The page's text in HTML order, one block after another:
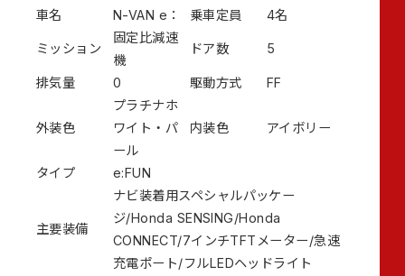
車名 N-VAN e： 乗車定員 4名
ミッション
固定比減速
機
ドア数 5
排気量 0 駆動方式 FF
外装色
プラチナホ
ワイト・パ
ール
内装色 アイボリー
タイプ e:FUN
主要装備
ナビ装着用スペシャルパッケー
ジ/Honda SENSING/Honda
CONNECT/7インチTFTメーター/急速
充電ポート/フルLEDヘッドライト